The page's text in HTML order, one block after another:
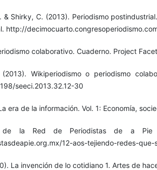
& Shirky, C. (2013). Periodismo
http://
colaborativo. Cuaderno. Project
Wikiperiodismo o periodismo
seeci.2013.32.12-30
era de la información. Vol. 1: Economía,
de la Red de Periodistas de a
12-aos-tejiendo-redes-que-
La invención de lo cotidiano 1. Artes de